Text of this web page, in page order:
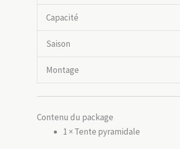
Capacité
Saison
Montage
Contenu du package
1 × Tente pyramidale